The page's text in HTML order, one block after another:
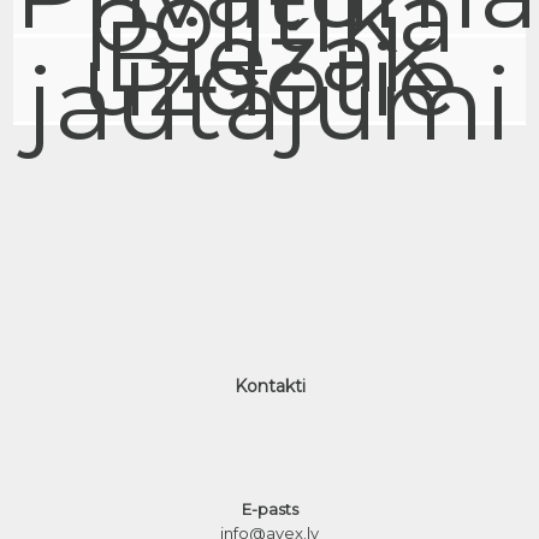
Biežāk
uzdotie
jautājumi
Kontakti
E-pasts
info@avex.lv